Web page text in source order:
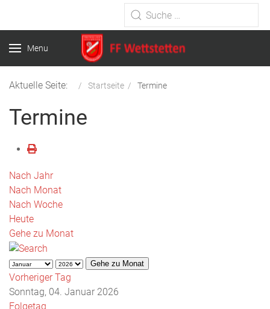
Type 2 or more characters for
results.
Menu
Aktuelle Seite: Startseite Termine
Termine
Nach Jahr
Nach Monat
Nach Woche
Heute
Gehe zu Monat
Gehe zu Monat
Vorheriger Tag
Sonntag, 04. Januar 2026
Folgetag